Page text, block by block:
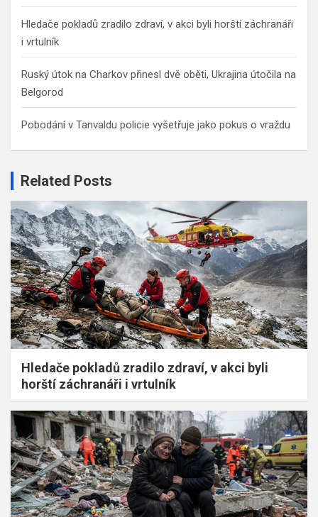
Hledače pokladů zradilo zdraví, v akci byli horští záchranáři
i vrtulník
Ruský útok na Charkov přinesl dvě oběti, Ukrajina útočila na
Belgorod
Pobodání v Tanvaldu policie vyšetřuje jako pokus o vraždu
Related Posts
Hledače pokladů zradilo zdraví, v akci byli
horští záchranáři i vrtulník